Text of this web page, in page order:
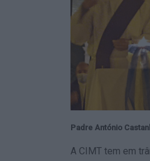
Padre António
A CIMT tem em